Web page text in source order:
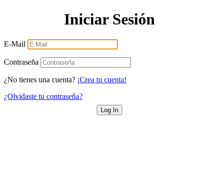
Iniciar Sesión
E-Mail
Contraseña
¿No tienes una cuenta? ¡Crea tu cuenta!
¿Olvidaste tu contraseña?